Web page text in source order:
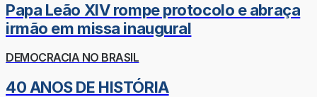
Papa Leão XIV rompe protocolo e abraça
irmão em missa inaugural
DEMOCRACIA NO BRASIL
40 ANOS DE HISTÓRIA